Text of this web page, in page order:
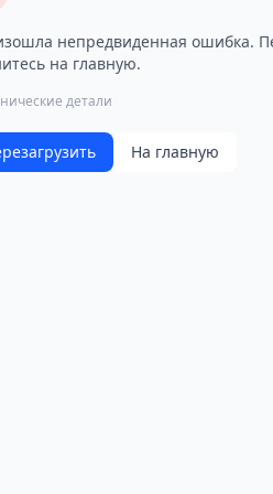
непредвиденная ошибка.
на главную.
детали
На главную